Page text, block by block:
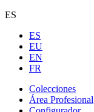
ES
ES
EU
EN
FR
Colecciones
Área Profesional